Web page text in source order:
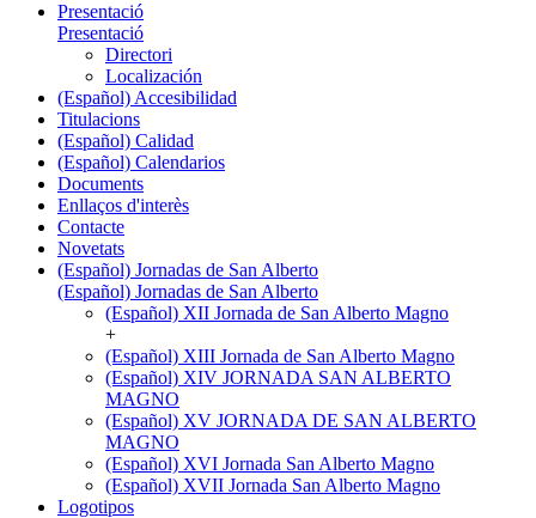
Presentació
Presentació
Directori
Localización
(Español) Accesibilidad
Titulacions
(Español) Calidad
(Español) Calendarios
Documents
Enllaços d'interès
Contacte
Novetats
(Español) Jornadas de San Alberto
(Español) Jornadas de San Alberto
(Español) XII Jornada de San Alberto Magno
+
(Español) XIII Jornada de San Alberto Magno
(Español) XIV JORNADA SAN ALBERTO
MAGNO
(Español) XV JORNADA DE SAN ALBERTO
MAGNO
(Español) XVI Jornada San Alberto Magno
(Español) XVII Jornada San Alberto Magno
Logotipos